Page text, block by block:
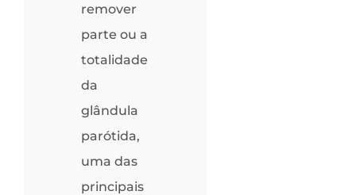
remover
parte ou a
totalidade
da
glândula
parótida,
uma das
principais